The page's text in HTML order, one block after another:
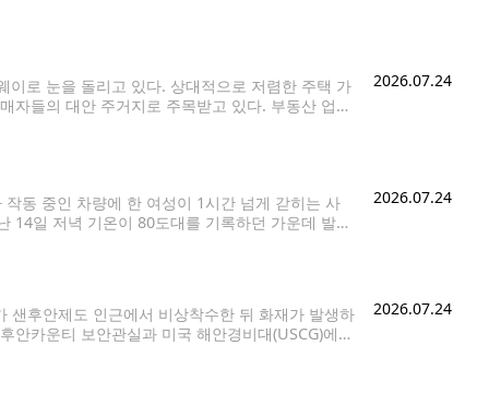
로 눈을 돌리고 있다. 상대적으로 저렴한 주택 가
자들의 대안 주거지로 주목받고 있다. 부동산 업계
2026.07.24
동 중인 차량에 한 여성이 1시간 넘게 갇히는 사
14일 저녁 기온이 80도대를 기록하던 가운데 발생
2026.07.24
후안제도 인근에서 비상착수한 뒤 화재가 발생하
카운티 보안관실과 미국 해안경비대(USCG)에
2026.07.24